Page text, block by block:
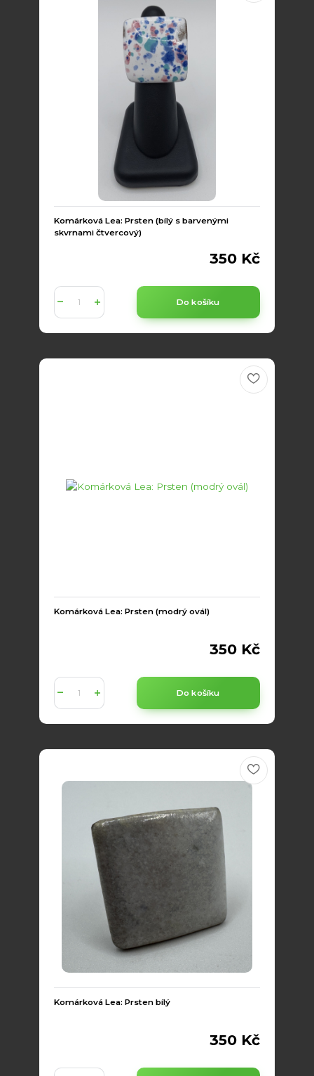
Komárková Lea: Prsten (bílý s barvenými
skvrnami čtvercový)
350 Kč
Do košíku
Komárková Lea: Prsten (modrý ovál)
350 Kč
Do košíku
Komárková Lea: Prsten bílý
350 Kč